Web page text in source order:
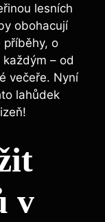
lesních
obohacují
příběhy, o
– od
večeře. Nyní
lahůdek
v